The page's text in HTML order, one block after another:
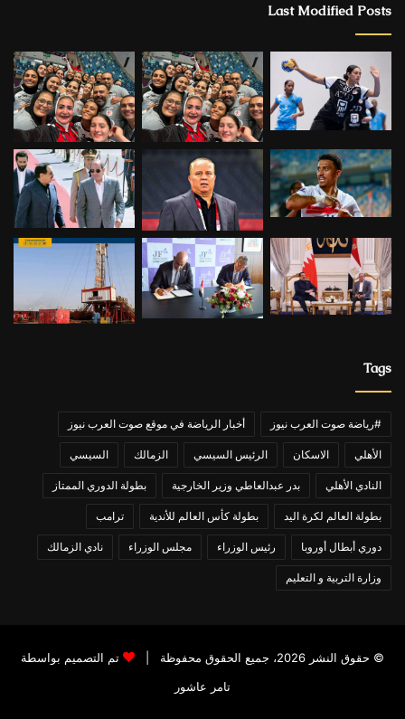
Last Modified Posts
Tags
#رياضة صوت العرب نيوز أخبار الرياضة في موقع صوت العرب نيوز
الأهلي الاسكان الرئيس السيسي الزمالك السيسي
النادي الأهلي بدر عبدالعاطي وزير الخارجية بطولة الدوري الممتاز
بطولة العالم لكرة اليد بطولة كأس العالم للأندية ترامب
دوري أبطال أوروبا رئيس الوزراء مجلس الوزراء نادي الزمالك
وزارة التربية و التعليم
© حقوق النشر 2026، جميع الحقوق محفوظة |
تم التصميم بواسطة
تامر عاشور